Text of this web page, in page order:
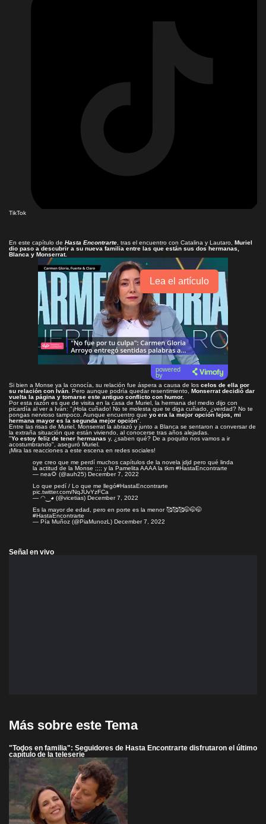
TikTok
En este capítulo de Hasta Encontrarte , tras el encuentro con Catalina y Lautaro, Muriel
dio paso a descubrir a su nueva familia entre las que están sus dos hermanas,
Blanca y Monserrat.
Lea el artículo
powered
by
Si bien a Monse ya la conocía, su relación fue áspera a causa de los celos de ella por
su relación con Iván . Pero aunque podría quedar resentimiento, Monserrat decidió dar
vuelta la página y tomarse este antiguo conflicto con humor.
Por esta razón es que de visita en la casa de Muriel, la hermana del medio dijo con
picardía al ver a Iván: "¡Hola cuñado! No te molesta que te diga cuñado, ¿verdad? No te
pongas nervioso tampoco. Aunque encuentro que yo era la mejor opción lejos, mi
hermana mayor es la segunda mejor opción".
Entre las risas de Muriel, Monserrat la abrazó y junto a Blanca se sentaron a conversar de
la extraña situación que están viviendo, al conocerse tras años alejadas.
"Yo estoy feliz de tener hermanas y, ¿saben qué? De a poquito nos vamos a ir
acostumbrando", aseguró Muriel.
¡Mira las reacciones a este escena en redes sociales!
oye creo que me perdí muchos capítulos de la novela jdjd pero qué linda
la actitud de la Monse ;;;; y la Pamelita AAAA la tkm #HastaEncontrarte
— nea🌻 (@auh25) December 7, 2022
Lo que pedí / Lo que me llegó#HastaEncontrarte
pic.twitter.com/NqJUvYzFCa
— ◠⁠‿⁠◕ (@vicetias) December 7, 2022
Es la mayor de edad, pero en porte es la menor 🥰🥰🥰🤭🤭🤭
#HastaEncontrarte
— Pía Muñoz (@PiaMunozL) December 7, 2022
Señal en vivo
Más sobre este Tema
"Todos en familia": Seguidores de Hasta Encontrarte disfrutaron el último
capítulo de la teleserie